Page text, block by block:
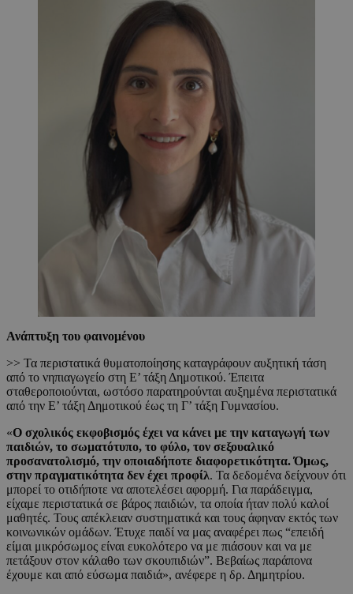
Ανάπτυξη του φαινομένου
>> Τα περιστατικά θυματοποίησης καταγράφουν αυξητική τάση
από το νηπιαγωγείο στη Ε’ τάξη Δημοτικού. Έπειτα
σταθεροποιούνται, ωστόσο παρατηρούνται αυξημένα περιστατικά
από την Ε’ τάξη Δημοτικού έως τη Γ’ τάξη Γυμνασίου.
«Ο σχολικός εκφοβισμός έχει να κάνει με την καταγωγή των
παιδιών, το σωματότυπο, το φύλο, τον σεξουαλικό
προσανατολισμό, την οποιαδήποτε διαφορετικότητα. Όμως,
στην πραγματικότητα δεν έχει προφίλ. Τα δεδομένα δείχνουν ότι
μπορεί το οτιδήποτε να αποτελέσει αφορμή. Για παράδειγμα,
είχαμε περιστατικά σε βάρος παιδιών, τα οποία ήταν πολύ καλοί
μαθητές. Τους απέκλειαν συστηματικά και τους άφηναν εκτός των
κοινωνικών ομάδων. Έτυχε παιδί να μας αναφέρει πως “επειδή
είμαι μικρόσωμος είναι ευκολότερο να με πιάσουν και να με
πετάξουν στον κάλαθο των σκουπιδιών”. Βεβαίως παράπονα
έχουμε και από εύσωμα παιδιά», ανέφερε η δρ. Δημητρίου.